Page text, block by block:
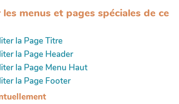
les menus et pages spéciales de ce
la Page Titre
la Page Header
la Page Menu Haut
la Page Footer